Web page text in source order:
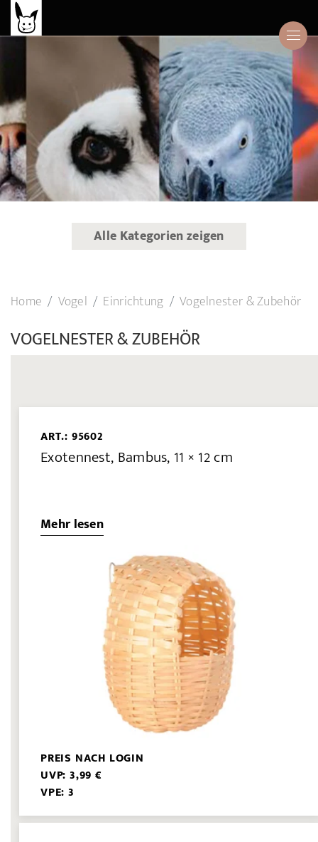
Alle Kategorien zeigen
Home Vogel Einrichtung Vogelnester & Zubehör
VOGELNESTER & ZUBEHÖR
ART.: 95602
Exotennest, Bambus, 11 × 12 cm
Mehr lesen
PREIS NACH LOGIN
UVP: 3,99 €
VPE: 3